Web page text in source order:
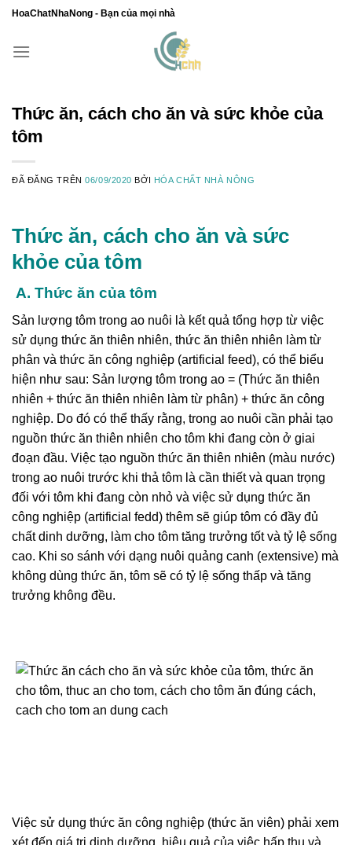
Chuyển
nội
HoaChatNhaNong - Bạn của mọi nhà
Thức ăn, cách cho ăn và sức khỏe của
tôm
ĐÃ ĐĂNG TRÊN06/09/2020 BỞI HÓA CHẤT NHÀ NÔNG
Thức ăn, cách cho ăn và sức
khỏe của tôm
A. Thức ăn của tôm
Sản lượng tôm trong ao nuôi là kết quả tổng hợp từ việc
sử dụng thức ăn thiên nhiên, thức ăn thiên nhiên làm từ
phân và thức ăn công nghiệp (artificial feed), có thể biểu
hiện như sau: Sản lượng tôm trong ao = (Thức ăn thiên
nhiên + thức ăn thiên nhiên làm từ phân) + thức ăn công
nghiệp. Do đó có thể thấy rằng, trong ao nuôi cần phải tạo
nguồn thức ăn thiên nhiên cho tôm khi đang còn ở giai
đoạn đầu. Việc tạo nguồn thức ăn thiên nhiên (màu nước)
trong ao nuôi trước khi thả tôm là cần thiết và quan trọng
đối với tôm khi đang còn nhỏ và việc sử dụng thức ăn
công nghiệp (artificial fedd) thêm sẽ giúp tôm có đầy đủ
chất dinh dưỡng, làm cho tôm tăng trưởng tốt và tỷ lệ sống
cao. Khi so sánh với dạng nuôi quảng canh (extensive) mà
không dùng thức ăn, tôm sẽ có tỷ lệ sống thấp và tăng
trưởng không đều.
Việc sử dụng thức ăn công nghiệp (thức ăn viên) phải xem
xét đến giá trị dinh dưỡng, hiệu quả của việc hấp thụ và